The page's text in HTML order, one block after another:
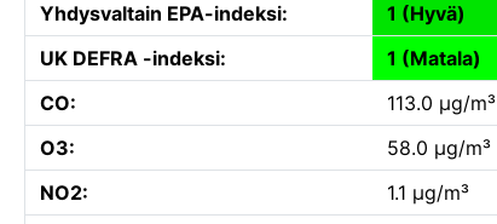
Yhdysvaltain EPA-indeksi:
1 (Hyvä)
UK DEFRA -indeksi:
1 (Matala)
CO:
113.0 µg/m³
O3:
58.0 µg/m³
NO2:
1.1 µg/m³